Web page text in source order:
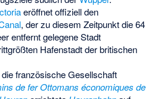
eröffnet offiziell den
, der zu diesem Zeitpunkt die 64
entfernt gelegene Stadt
Hafenstadt der britischen
französische Gesellschaft
de fer Ottomans économiques de